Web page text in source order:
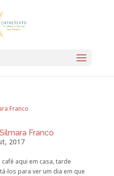
Franco
2017
aqui em casa, tarde
los para ver um dia em que